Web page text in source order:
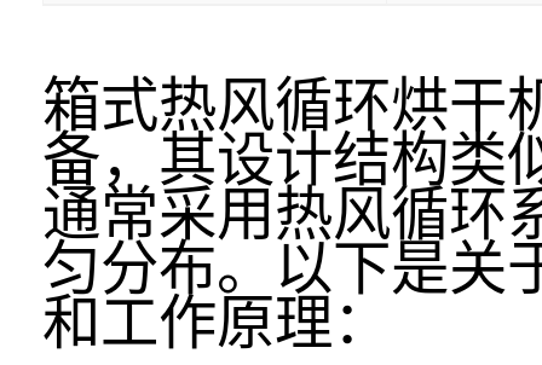
箱式热风循环烘干
备，其设计结构类
通常采用热风循环
匀分布。以下是关
和工作原理：